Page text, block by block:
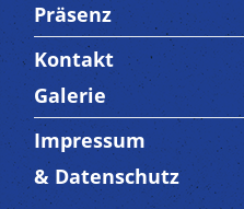
Präsenz
Trenner4
Kontakt
Galerie
Trenner 5
Impressum
& Datenschutz